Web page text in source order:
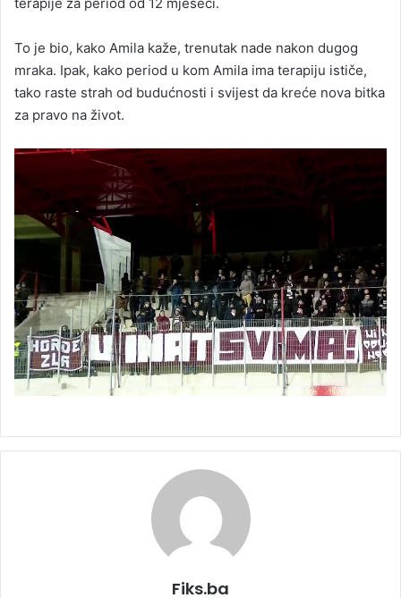
To je bio, kako Amila kaže, trenutak nade nakon dugog
mraka. Ipak, kako period u kom Amila ima terapiju ističe,
tako raste strah od budućnosti i svijest da kreće nova bitka
za pravo na život.
Fiks.ba